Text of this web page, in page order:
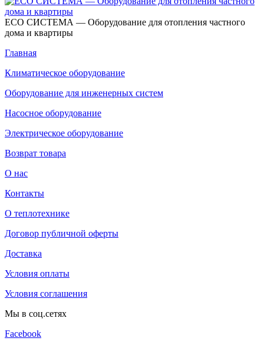
ECO СИСТЕМА — Оборудование для отопления частного
дома и квартиры
Главная
Климатическое оборудование
Оборудование для инженерных систем
Насосное оборудование
Электрическое оборудование
Возврат товара
О нас
Контакты
О теплотехнике
Договор публичной оферты
Доставка
Условия оплаты
Условия соглашения
Мы в соц.сетях
Facebook